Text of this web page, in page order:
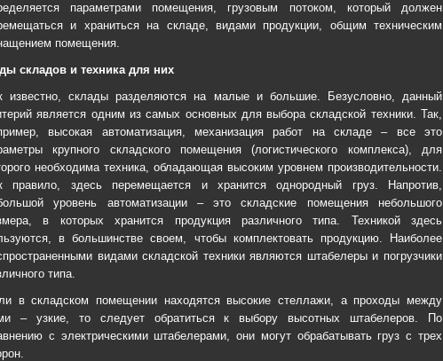
параметрами помещения, грузовым потоком, который должен
и храниться на складе, видами продукции, общим техническим
помещения.
складов и техника для них
известно, склады разделяются на малые и большие. Безусловно, данный
является одним из самых основных для выбора складской техники. Так,
высокая автоматизация, механизация работ на складе – все это
крупного складского помещения (логистического комплекса), для
необходима техника, обладающая высоким уровнем производительности.
правило, здесь перемещается и хранится однородный груз. Напротив,
уровень автоматизации – это складские помещения небольшого
в которых хранится продукция различного типа. Техникой здесь
в большинстве своем, чтобы комплектовать продукцию. Наиболее
видами складской техники являются штабелеры и погрузчики
типа.
в складском помещении находятся высокие стеллажи, а проходы между
– узкие, то следует обратиться к выбору высотных штабелеров. По
с электрическими штабелерами, они могут обрабатывать груз с трех